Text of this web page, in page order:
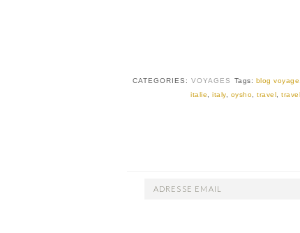
CATEGORIES: VOYAGES Tags: blog voyage
italie
italy, oysho travel
ADRESSE